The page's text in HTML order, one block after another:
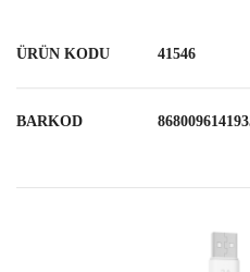
ÜRÜN KODU 41546
BARKOD